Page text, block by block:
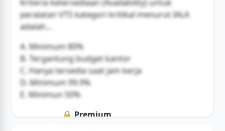
Kriteria ketersediaan (Availability) untuk
peralatan VTS kategori kritikal menurut IALA
adalah...
A. Minimum 80%
B. Tergantung budget kantor
C. Hanya tersedia saat jam kerja
D. Minimum 99.9%
E. Minimun 50%
🔒 Premium